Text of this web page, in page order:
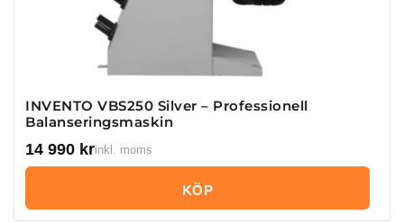
INVENTO VBS250 Silver – Professionell
Balanseringsmaskin
14 990 krinkl. moms
KÖP